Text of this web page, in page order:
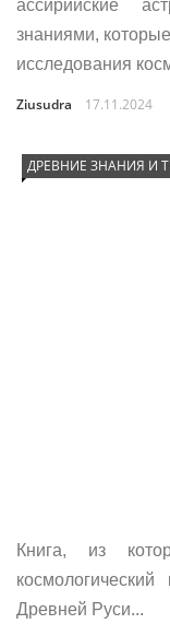
ассирийские
знаниями,
исследования
Ziusudra 17.11.2024
ДРЕВНИЕ ЗНАНИЯ И
Книга, из
Древней Руси...